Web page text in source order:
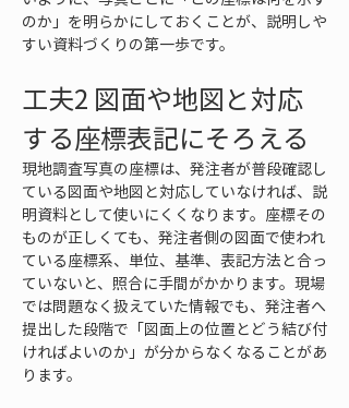
のか」を明らかにしておくことが、説明しや
すい資料づくりの第一歩です。
工夫2 図面や地図と対応
する座標表記にそろえる
現地調査写真の座標は、発注者が普段確認し
ている図面や地図と対応していなければ、説
明資料として使いにくくなります。座標その
ものが正しくても、発注者側の図面で使われ
ている座標系、単位、基準、表記方法と合っ
ていないと、照合に手間がかかります。現場
では問題なく扱えていた情報でも、発注者へ
提出した段階で「図面上の位置とどう結び付
ければよいのか」が分からなくなることがあ
ります。